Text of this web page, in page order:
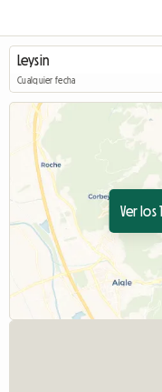
Cualquier fecha
Ver los